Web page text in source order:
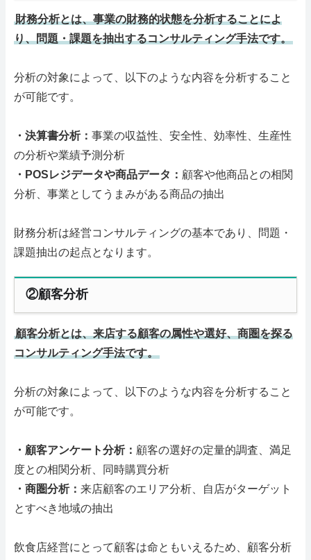
財務分析とは、事業の財務的状態を分析することによ
り、問題・課題を抽出するコンサルティング手法です。
分析の対象によって、以下のような内容を分析すること
が可能です。
・決算書分析： 事業の収益性、安全性、効率性、生産性
の分析や業績予測分析
・POSレジデータや商品データ： 顧客や他商品との相関
分析、事業としてうまみがある商品の抽出
財務分析は経営コンサルティングの基本であり、問題・
課題抽出の起点となります。
②顧客分析
顧客分析とは、来店する顧客の属性や選好、商圏を探る
コンサルティング手法です。
分析の対象によって、以下のような内容を分析すること
が可能です。
・顧客アンケート分析： 顧客の選好の定量的調査、満足
度との相関分析、同時購買分析
・商圏分析： 来店顧客のエリア分析、自店がターゲット
とすべき地域の抽出
飲食店経営にとって顧客は命ともいえるため、顧客分析